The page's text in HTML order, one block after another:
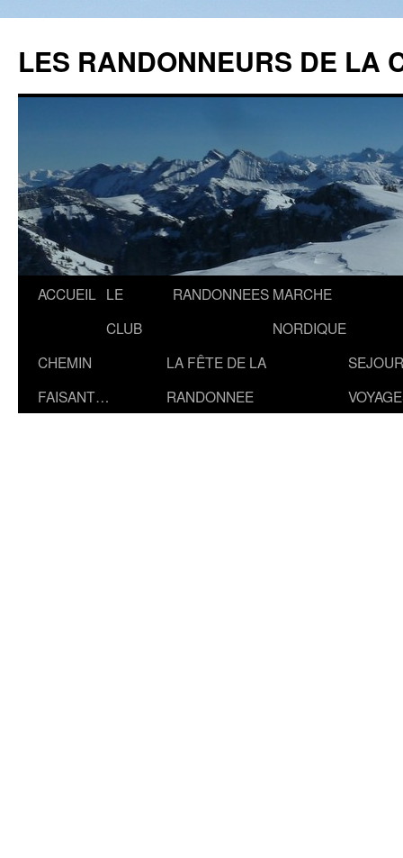
contenu
LES RANDONNEURS DE LA
ACCUEIL LE
CLUB
RANDONNEES MARCHE
NORDIQUE
CHEMIN
FAISANT…
LA FÊTE DE LA
RANDONNEE